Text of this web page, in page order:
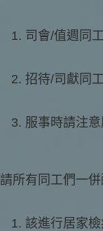
司會/值週同
招待/司獻同
服事時請注
請所有同工們一併
該進行居家